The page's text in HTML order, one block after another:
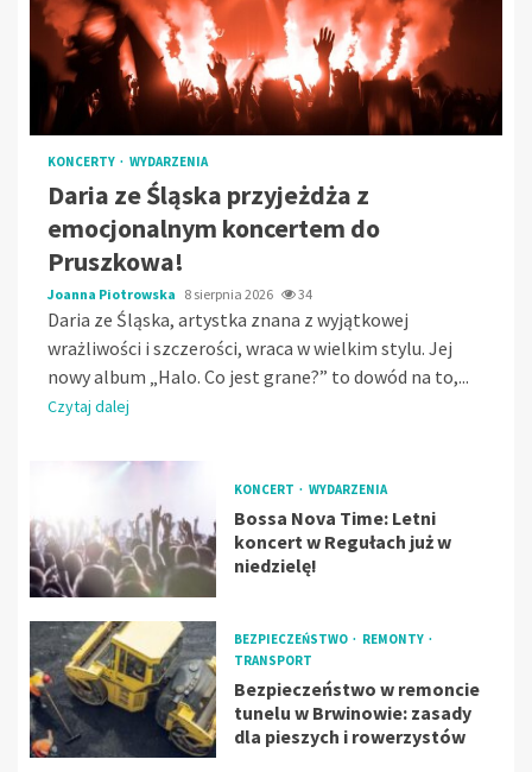
KONCERTY WYDARZENIA
Daria ze Śląska przyjeżdża z
emocjonalnym koncertem do
Pruszkowa!
Joanna Piotrowska 8 sierpnia 2026 34
Daria ze Śląska, artystka znana z wyjątkowej
wrażliwości i szczerości, wraca w wielkim stylu. Jej
nowy album „Halo. Co jest grane?” to dowód na to,...
Czytaj dalej
KONCERT WYDARZENIA
Bossa Nova Time: Letni
koncert w Regułach już w
niedzielę!
BEZPIECZEŃSTWO
REMONTY
TRANSPORT
Bezpieczeństwo w remoncie
tunelu w Brwinowie: zasady
dla pieszych i rowerzystów